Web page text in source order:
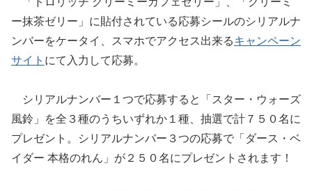
ー抹茶ゼリー」に貼付されている応募シールのシリアルナ
ンバーをケータイ、スマホでアクセス出来るキャンペーン
サイト にて入力して応募。
シリアルナンバー１つで応募すると「スター・ウォーズ
風鈴」を全３種のうちいずれか１種、抽選で計７５０名に
プレゼント。シリアルナンバー３つの応募で「ダース・ベ
イダー 本格のれん」が２５０名にプレゼントされます！